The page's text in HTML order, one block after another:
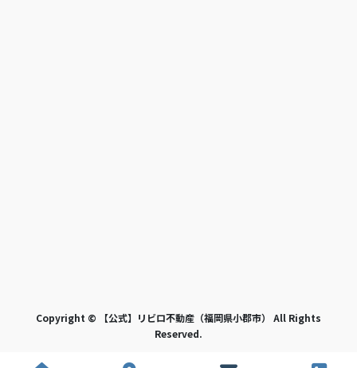
Copyright © 【公式】リビロ不動産（福岡県小郡市） All Rights
Reserved.